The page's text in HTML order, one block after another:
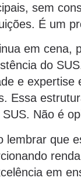
sem
É um
em cena,
do
e
Essa
Não é
lembrar que
em